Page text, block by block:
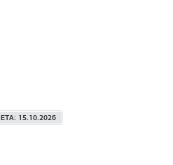
ETA: 15.10.2026